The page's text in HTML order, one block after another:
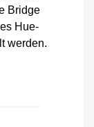
Bridge
Hue-
werden.